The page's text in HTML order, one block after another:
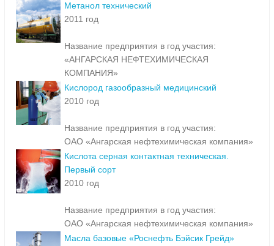
Метанол технический
2011 год
Название предприятия в год участия:
«АНГАРСКАЯ НЕФТЕХИМИЧЕСКАЯ
КОМПАНИЯ»
Кислород газообразный медицинский
2010 год
Название предприятия в год участия:
ОАО «Ангарская нефтехимическая компания»
Кислота серная контактная техническая.
Первый сорт
2010 год
Название предприятия в год участия:
ОАО «Ангарская нефтехимическая компания»
Масла базовые «Роснефть Бэйсик Грейд»